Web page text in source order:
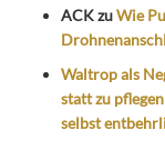
ACKzuWie
Waltrop als
statt zu
selbst